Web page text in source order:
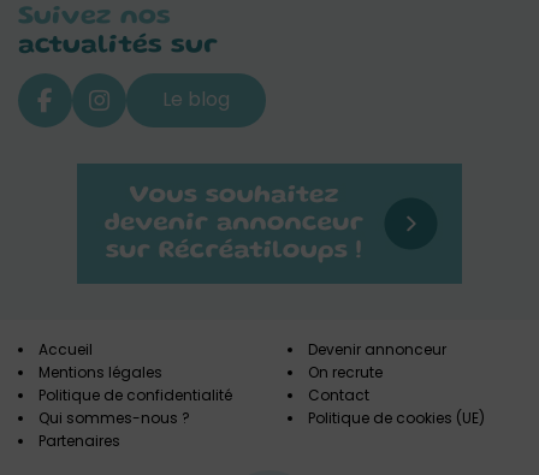
Suivez nos
actualités sur
Le blog
Accueil
Mentions légales
Politique de confidentialité
Qui sommes-nous ?
Partenaires
Devenir annonceur
On recrute
Contact
Politique de cookies (UE)